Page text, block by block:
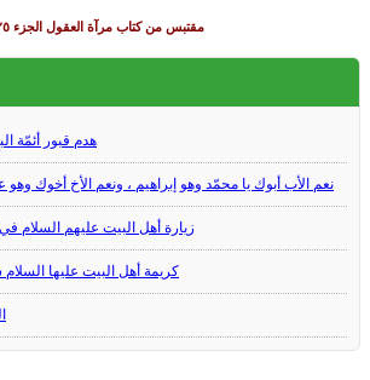
مقتبس من كتاب مرآة العقول الجزء ٢٥
هدم قبور أئمّة
نعم الأب أبوك يا محمّد وهو إبراهيم ، ونعم الأخ أخوك
زيارة أهل البيت عليهم السلام
كريمة أهل البيت عليها